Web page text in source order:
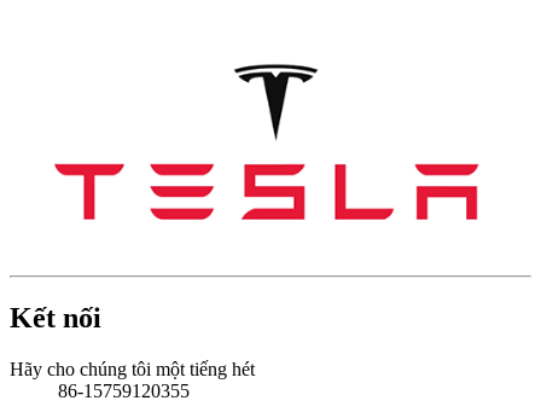
Kết nối
Hãy cho chúng tôi một tiếng hét
86-15759120355